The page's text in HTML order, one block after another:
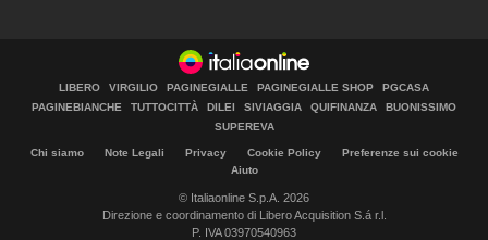
LIBERO VIRGILIO PAGINEGIALLE PAGINEGIALLE SHOP
PGCASA
PAGINEBIANCHE
TUTTOCITTÀ DILEI SIVIAGGIA QUIFINANZA
BUONISSIMO
SUPEREVA
Chi siamo Note Legali Privacy Cookie Policy
Preferenze sui cookie
Aiuto
© Italiaonline S.p.A. 2026
Direzione e coordinamento di Libero Acquisition S.á r.l.
P. IVA 03970540963